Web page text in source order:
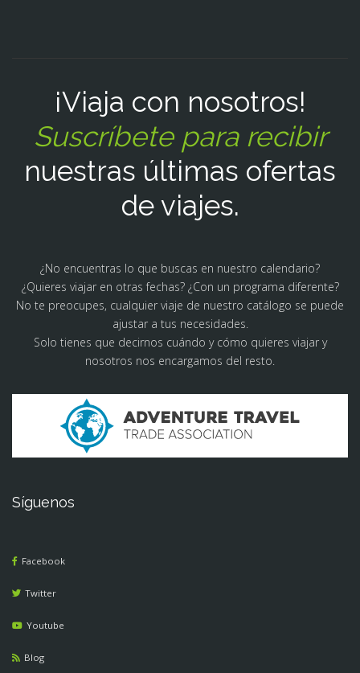
¡Viaja con nosotros!
Suscríbete para recibir
nuestras últimas ofertas
de viajes.
¿No encuentras lo que buscas en nuestro calendario?
¿Quieres viajar en otras fechas? ¿Con un programa diferente?
No te preocupes, cualquier viaje de nuestro catálogo se puede
ajustar a tus necesidades.
Solo tienes que decirnos cuándo y cómo quieres viajar y
nosotros nos encargamos del resto.
Síguenos
Facebook
Twitter
Youtube
Blog